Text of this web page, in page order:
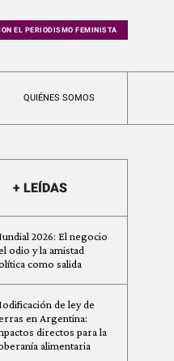
EL PERIODISMO FEMINISTA
QUIÉNES SOMOS
+ LEÍDAS
2026: El negocio
odio y la amistad
como salida
de ley de
en Argentina:
directos para la
alimentaria